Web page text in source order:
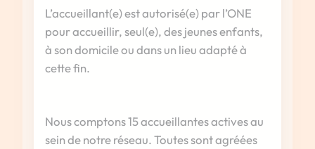
L’accueillant(e) est autorisé(e) par l’ONE
pour accueillir, seul(e), des jeunes enfants,
à son domicile ou dans un lieu adapté à
cette fin.
Nous comptons 15 accueillantes actives au
sein de notre réseau. Toutes sont agréées